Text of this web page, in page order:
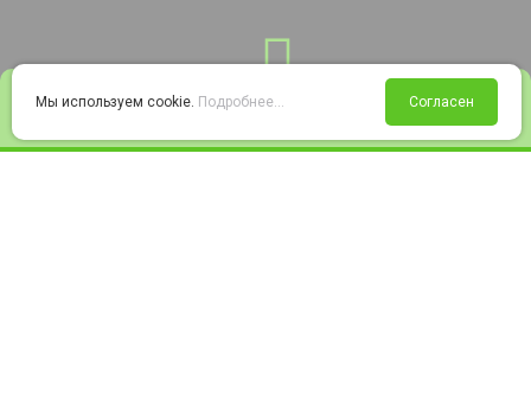
Войти Избранное Корзина
Мы используем cookie. Подробнее... Согласен